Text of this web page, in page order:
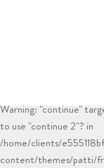
/home/clients/
Warning: "continue"
to use "continue 2"? in
/home/clients/
content/themes/patti/